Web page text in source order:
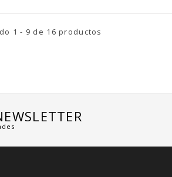
1 - 9 de 16 productos